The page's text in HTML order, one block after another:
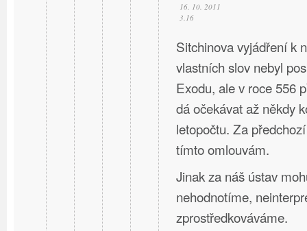
16. 10. 2011
3.16
Sitchinova vyjádření k
vlastních slov nebyl
Exodu, ale v roce 556
dá očekávat až někdy
letopočtu. Za
tímto omlouvám.
Jinak za náš ústav
nehodnotíme,
zprostředkováváme.